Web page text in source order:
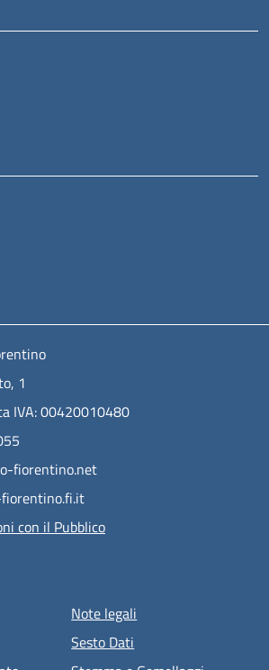
1
IVA: 00420010480
fiorentino.net
con il Pubblico
pagina
Note legali
Sesto Dati